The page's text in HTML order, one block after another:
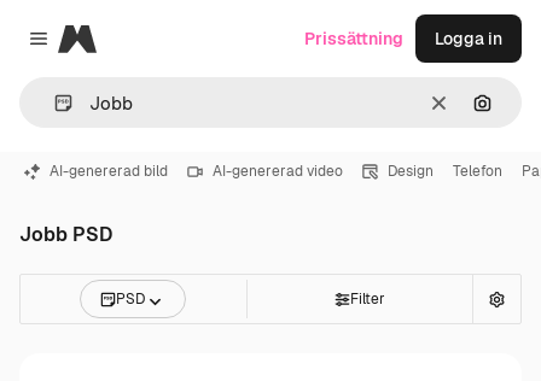
Close menu
Magnific
RensaSök
Prissättning Logga in
AI-genererad bild AI-genererad video Design Telefon
Jobb PSD
PSD Filter